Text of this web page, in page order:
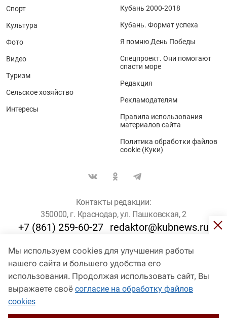
Мы используем cookies для улучшения работы
нашего сайта и большего удобства его
использования. Продолжая использовать сайт, Вы
выражаете своё согласие на обработку файлов
cookies
Спорт
Культура
Фото
Видео
Туризм
Сельское хозяйство
Интересы
Кубань 2000-2018
Кубань. Формат успеха
Я помню День Победы
Спецпроект. Они помогают
спасти море
Редакция
Рекламодателям
Правила использования
материалов сайта
Политика обработки файлов
cookie (Куки)
Контакты редакции:
350000, г. Краснодар, ул. Пашковская, 2
+7 (861) 259-60-27 redaktor@kubnews.ru
Для пользователей старше 16 лет
© Кубанские Новости, 2017
Сетевое издание «kubnews» зарегистрировано Федеральной
службой по надзору в сфере связи, информационных технологий
и массовых коммуникаций (Роскомнадзор). Регистрационный